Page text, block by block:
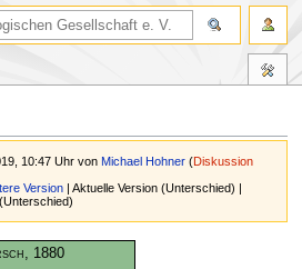
10:47 Uhr vonMichael Hohner (Diskussion
Version | Aktuelle Version (Unterschied) |
, 1880